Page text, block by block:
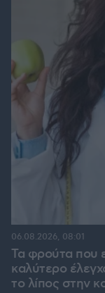
Τα φρούτα που
καλύτερο
το λίπος στην
06.08.2026, 08:01